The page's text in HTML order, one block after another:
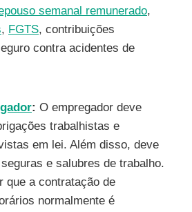
semanal remunerado,
, FGTS, contribuições
contra acidentes de
: O empregador deve
trabalhistas e
em lei. Além disso, deve
e salubres de trabalho.
que a contratação de
normalmente é